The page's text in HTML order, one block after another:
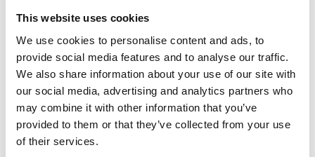
This website uses cookies
We use cookies to personalise content and ads, to
provide social media features and to analyse our traffic.
We also share information about your use of our site with
our social media, advertising and analytics partners who
may combine it with other information that you’ve
provided to them or that they’ve collected from your use
of their services.
Nel primo semestre è aumentata fortemente la
costruzione di nuove abitazioni
Repubblica Ceca